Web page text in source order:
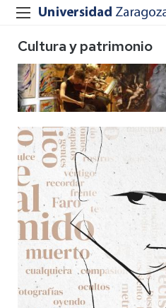
Cultura y patrimonio